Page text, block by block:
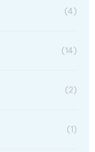
(4)
(14)
(2)
(1)